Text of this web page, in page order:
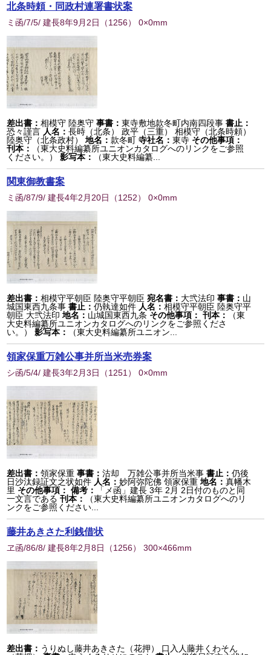
北条時頼・同政村連署書状案
ミ函/7/5/ 建長8年9月2日 （1256） 0×0mm
差出書：相模守 陸奥守 事書：東寺敷地款冬町内南四段事 書止：
恐々謹言 人名：長時（北条） 政平（三重） 相模守（北条時頼）
陸奥守（北条政村）
地名：款冬町 寺社名：東寺 その他事項：
刊本：
（東大史料編纂所ユニオンカタログへのリンクをご参照
ください。）
影写本： （東大史料編纂...
関東御教書案
ミ函/87/9/ 建長4年2月20日 （1252） 0×0mm
差出書：相模守平朝臣 陸奥守平朝臣 宛名書： 大弐法印 事書： 山
城国東西九条事書止：仍執達如件 人名：相模守平朝臣 陸奥守平
朝臣 大弐法印 地名： 山城国東西九条 その他事項： 刊本：
（東
大史料編纂所ユニオンカタログへのリンクをご参照くださ
い。）
影写本： （東大史料編纂所ユニオン...
領家保重万雑公事并所当米売券案
シ函/5/4/ 建長3年2月3日 （1251 ） 0×0mm
差出書：領家保重 事書：沽却 万雑公事并所当米事書止：仍後
日沙汰録証文之状如件 人名：妙阿弥陀佛 領家保重 地名：真幡木
里 その他事項： 備考：
「メ函」建長 3年 2月 2日付のものと同
一文言である 刊本：
（東大史料編纂所ユニオンカタログへのリ
ンクをご参照ください...
藤井あきさた利銭借状
ヱ函/86/8/ 建長8年2月8日 （1256） 300×466mm
差出書： うりぬし藤井あきさた（花押） 口入人藤井くわそん